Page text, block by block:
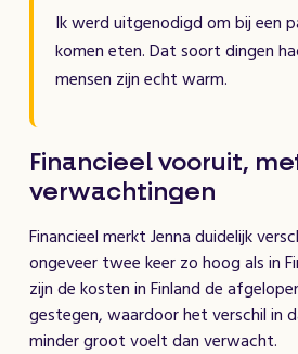
Ik werd uitgenodigd om bij een
komen eten. Dat soort dingen
mensen zijn echt warm.
Financieel vooruit,
verwachtingen
Financieel merkt Jenna duidelijk
ongeveer twee keer zo hoog als in
zijn de kosten in Finland de
gestegen, waardoor het verschil in
minder groot voelt dan verwacht.